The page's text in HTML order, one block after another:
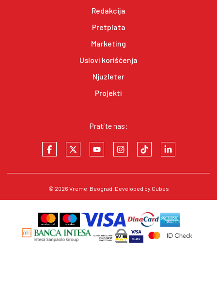
Redakcija
Pretplata
Marketing
Uslovi korišćenja
Njuzleter
Projekti
Pratite nas:
© 2026 Vreme, Beograd. Developed by Cubes